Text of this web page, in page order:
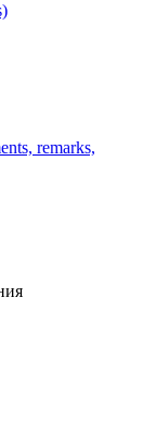
remarks,